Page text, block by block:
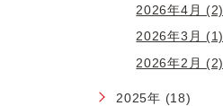
2026年4月 (2)
2026年3月 (1)
2026年2月 (2)
2025年 (18)